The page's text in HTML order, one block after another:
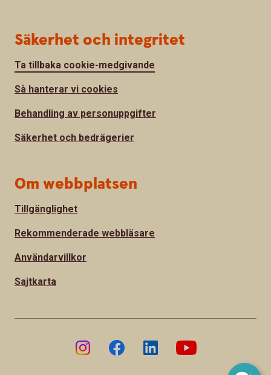
Säkerhet och integritet
Ta tillbaka cookie-medgivande
Så hanterar vi cookies
Behandling av personuppgifter
Säkerhet och bedrägerier
Om webbplatsen
Tillgänglighet
Rekommenderade webbläsare
Användarvillkor
Sajtkarta